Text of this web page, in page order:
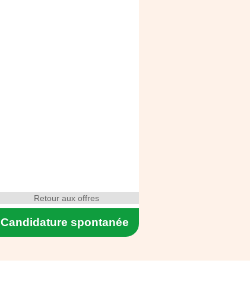
Candidature spontanée
Retour aux offres